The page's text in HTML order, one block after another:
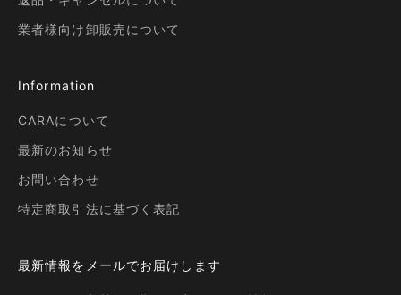
業者様向け卸販売について
Information
CARAについて
最新のお知らせ
お問い合わせ
特定商取引法に基づく表記
最新情報をメールでお届けします